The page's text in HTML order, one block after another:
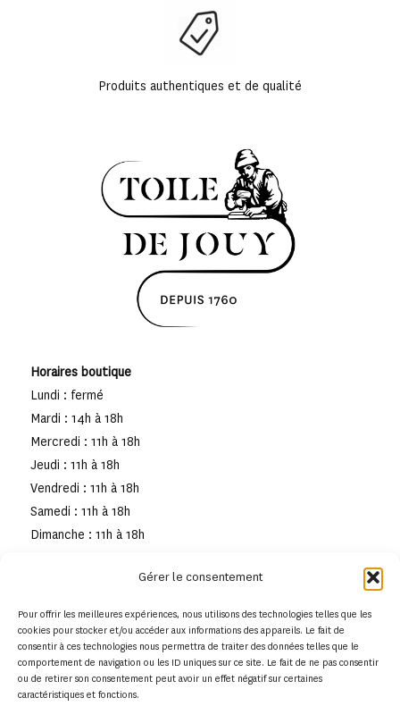
Gérer le consentement
Pour offrir les meilleures expériences, nous utilisons des technologies telles que les
cookies pour stocker et/ou accéder aux informations des appareils. Le fait de
consentir à ces technologies nous permettra de traiter des données telles que le
comportement de navigation ou les ID uniques sur ce site. Le fait de ne pas consentir
ou de retirer son consentement peut avoir un effet négatif sur certaines
caractéristiques et fonctions.
Produits authentiques et de qualité
Horaires boutique
Lundi : fermé
Mardi : 14h à 18h
Mercredi : 11h à 18h
Jeudi : 11h à 18h
Vendredi : 11h à 18h
Samedi : 11h à 18h
Dimanche : 11h à 18h